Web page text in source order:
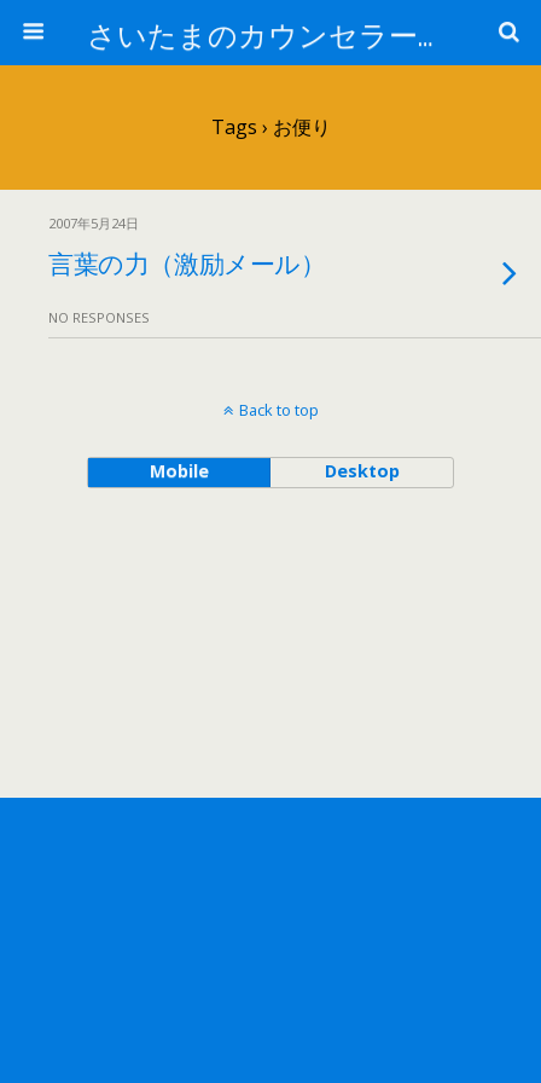
さいたまのカウンセラー日記
Tags › お便り
2007年5月24日
言葉の力（激励メール）
NO RESPONSES
Back to top
Mobile Desktop